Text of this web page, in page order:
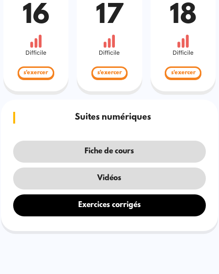
16
Difficile
s'exercer
17
Difficile
s'exercer
18
Difficile
s'exercer
Suites numériques
Fiche de cours
Vidéos
Exercices corrigés